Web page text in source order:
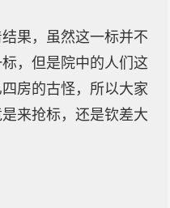
果，虽然这一标并不
，但是院中的人们这
房的古怪，所以大家
来抢标，还是钦差大